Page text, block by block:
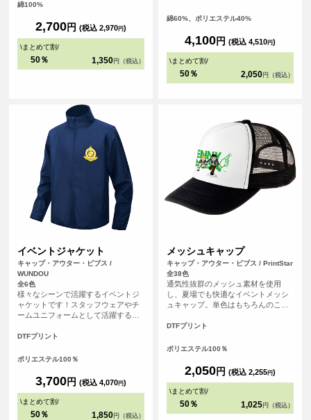
綿100%
2,700円 (税込 2,970円)
\まとめて割/
50％ 1,350 円（税込）
は深いタイプです。
綿60%、ポリエステル40%
4,100円 (税込 4,510円)
\まとめて割/
50％ 2,050 円（税込）
イベントジャケット
キャップ・アウター・ビブス /
WUNDOU
全6色
様々なシーンで活躍するイベントジ
ャケットです！スタッフウェアやチ
ームユニフォームとして活躍する便
ントを施せば、企業や団体のイベン
です！デザインは表面胸元と背面へ
DTFプリント
ポリエステル100％
3,700円 (税込 4,070円)
\まとめて割/
50％ 1,850 円（税込）
メッシュキャップ
キャップ・アウター・ビブス / PrintStar
全38色
通気性抜群のメッシュ素材を使用
し、夏場でも快適なイベントメッシ
ュキャップ。単色はもちろんのこ
合わせた全39色の豊富なカラー展開
DTFプリント
ポリエステル100％
2,050円 (税込 2,255円)
\まとめて割/
50％ 1,025 円（税込）